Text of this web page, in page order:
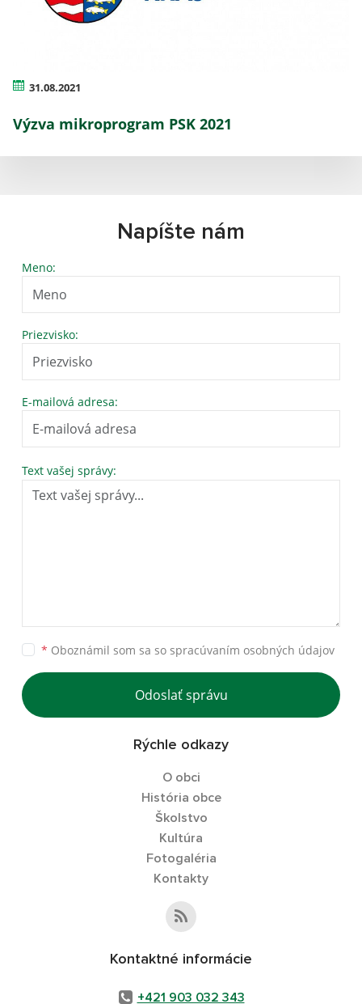
31.08.2021
Výzva mikroprogram PSK 2021
Napíšte nám
Meno:
Priezvisko:
E-mailová adresa:
Text vašej správy:
* Oboznámil som sa so spracúvaním osobných údajov
Odoslať správu
Rýchle odkazy
O obci
História obce
Školstvo
Kultúra
Fotogaléria
Kontakty
Kontaktné informácie
+421 903 032 343